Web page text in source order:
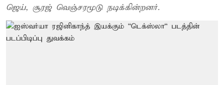
ஜெய், சூரஜ் வெஞ்சரமூடு நடிக்கின்றனர்.